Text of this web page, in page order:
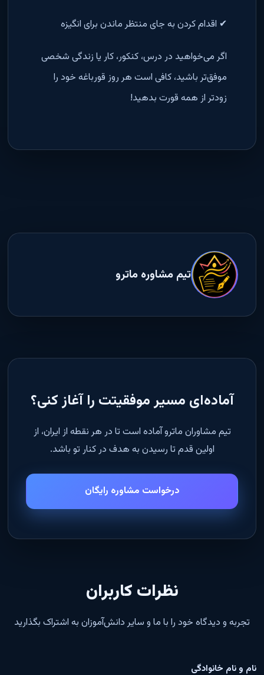
✔ اقدام کردن به جای منتظر ماندن برای انگیزه
اگر می‌خواهید در درس، کنکور، کار یا زندگی شخصی
موفق‌تر باشید، کافی است هر روز قورباغه خود را
زودتر از همه قورت بدهید!
تیم مشاوره ماترو
آماده‌ای مسیر موفقیتت را آغاز کنی؟
تیم مشاوران ماترو آماده است تا در هر نقطه از ایران، از
اولین قدم تا رسیدن به هدف در کنار تو باشد.
درخواست مشاوره رایگان
نظرات کاربران
تجربه و دیدگاه خود را با ما و سایر دانش‌آموزان به اشتراک بگذارید
نام و نام خانوادگی